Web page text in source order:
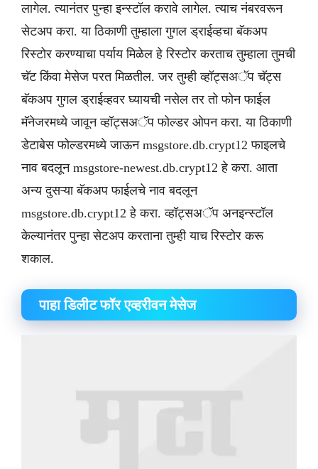
लागेल. त्यानंतर पुन्हा इन्स्टॉल करावे लागेल. त्याच नंबरवरून
सेटअप करा. या ठिकाणी तुम्हाला गुगल ड्राईव्हचा बॅकअप
रिस्टोर करण्याचा पर्याय मिळेल हे रिस्टोर करताच तुम्हाला तुमची
चॅट किंवा मेसेज परत मिळतील. जर तुम्ही व्हॉट्सअॅप चॅट्स
बॅकअप गुगल ड्राईव्हवर घ्यायची नसेल तर तो फोन फाईल
मॅनेजरमध्ये जावून व्हॉट्सअॅप फोल्डर ओपन करा. या ठिकाणी
डेटाबेस फोल्डरमध्ये जाऊन msgstore.db.crypt12 फाइलचे
नाव बदलून msgstore-newest.db.crypt12 हे करा. आता
अन्य दुसऱ्या बॅकअप फाईलचे नाव बदलून
msgstore.db.crypt12 हे करा. व्हॉट्सअॅप अनइन्स्टॉल
केल्यानंतर पुन्हा सेटअप करताना तुम्ही याच रिस्टोर करू
शकाल.
​पाहा डिलीट फॉर एव्हरीवन मेसेज